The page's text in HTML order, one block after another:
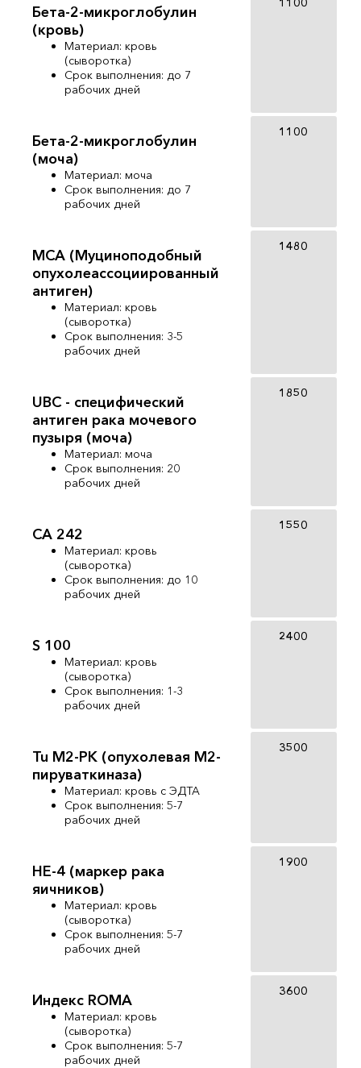
Бета-2-микроглобулин
(кровь)
Материал: кровь
(сыворотка)
Срок выполнения: до 7
рабочих дней
Бета-2-микроглобулин
(моча)
Материал: моча
Срок выполнения: до 7
рабочих дней
1100
MCA (Муциноподобный
опухолеассоциированный
антиген)
Материал: кровь
(сыворотка)
Срок выполнения: 3-5
рабочих дней
1480
UBC - специфический
антиген рака мочевого
пузыря (моча)
Материал: моча
Срок выполнения: 20
рабочих дней
1850
СА 242
Материал: кровь
(сыворотка)
Срок выполнения: до 10
рабочих дней
1550
S 100
Материал: кровь
(сыворотка)
Срок выполнения: 1-3
рабочих дней
2400
Tu M2-РK (опухолевая М2-
пируваткиназа)
Материал: кровь с ЭДТА
Срок выполнения: 5-7
рабочих дней
3500
НЕ-4 (маркер рака
яичников)
Материал: кровь
(сыворотка)
Срок выполнения: 5-7
рабочих дней
1900
Индекс ROMA
Материал: кровь
(сыворотка)
Срок выполнения: 5-7
рабочих дней
3600